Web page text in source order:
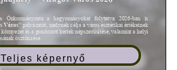
Teljes képernyő